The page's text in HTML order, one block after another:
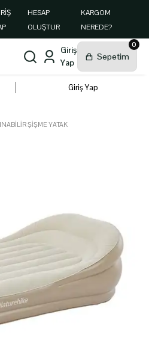
HESAP
OLUŞTUR
KARGOM
NEREDE?
0
Giriş Yap
ŞİŞME YATAK